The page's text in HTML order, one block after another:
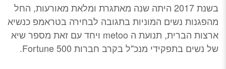
בשנת 2017 היתה שנה מאתגרת ומלאת מאורעות, החל
מהפגנות נשים המוניות בתגובה לבחירה בטראמפ כנשיא
ארצות הברית, תנועת ה metoo ויחד עם זאת מספר שיא
של נשים בתפקידי מנכ"ל בקרב חברות Fortune 500.